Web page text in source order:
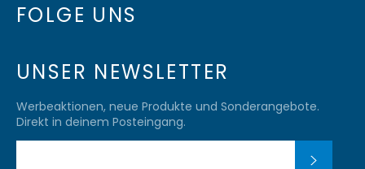
FOLGE UNS
UNSER NEWSLETTER
Werbeaktionen, neue Produkte und Sonderangebote.
Direkt in deinem Posteingang.